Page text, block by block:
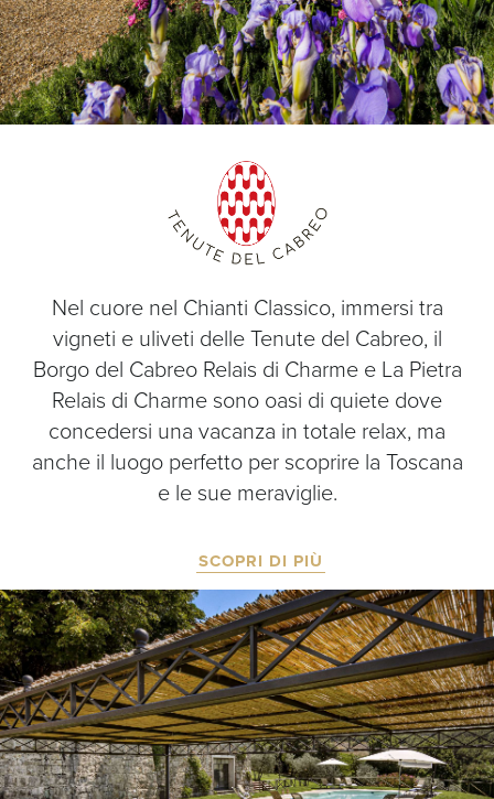
Nel cuore nel Chianti Classico, immersi tra
vigneti e uliveti delle Tenute del Cabreo, il
Borgo del Cabreo Relais di Charme e La Pietra
Relais di Charme sono oasi di quiete dove
concedersi una vacanza in totale relax, ma
anche il luogo perfetto per scoprire la Toscana
e le sue meraviglie.
SCOPRI DI PIÙ